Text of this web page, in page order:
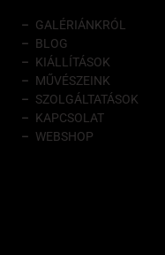
GALÉRIÁNKRÓL
BLOG
KIÁLLÍTÁSOK
MŰVÉSZEINK
SZOLGÁLTATÁSOK
KAPCSOLAT
WEBSHOP